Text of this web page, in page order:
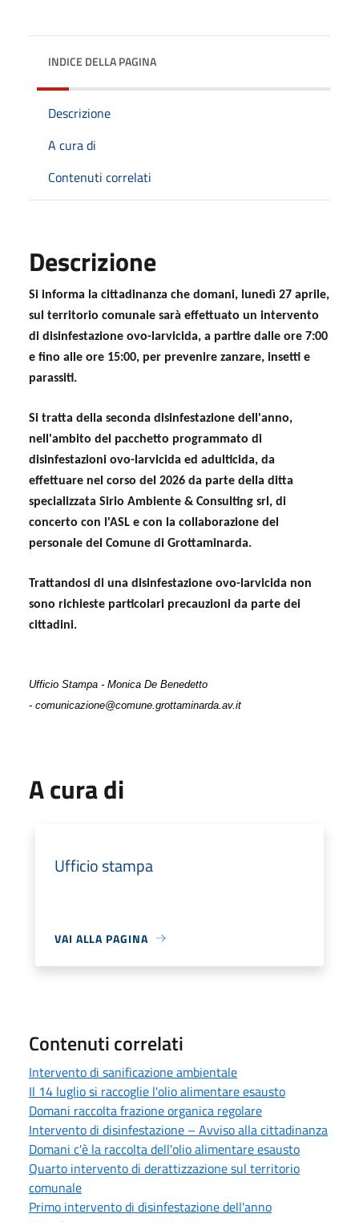
INDICE DELLA PAGINA
Descrizione
A cura di
Contenuti correlati
Descrizione
Si informa la cittadinanza che domani, lunedì 27 aprile,
sul territorio comunale sarà effettuato un intervento
di disinfestazione ovo-larvicida, a partire dalle ore 7:00
e fino alle ore 15:00, per prevenire zanzare, insetti e
parassiti.
Si tratta della seconda disinfestazione dell'anno,
nell'ambito del pacchetto programmato di
disinfestazioni ovo-larvicida ed adulticida, da
effettuare nel corso del 2026 da parte della ditta
specializzata Sirio Ambiente & Consulting srl, di
concerto con l'ASL e con la collaborazione del
personale del Comune di Grottaminarda.
Trattandosi di una disinfestazione ovo-larvicida non
sono richieste particolari precauzioni da parte dei
cittadini.
Ufficio Stampa - Monica De Benedetto
- comunicazione@comune.grottaminarda.av.it
A cura di
Ufficio stampa
VAI ALLA PAGINA
Contenuti correlati
Intervento di sanificazione ambientale
Il 14 luglio si raccoglie l'olio alimentare esausto
Domani raccolta frazione organica regolare
Intervento di disinfestazione – Avviso alla cittadinanza
Domani c'è la raccolta dell'olio alimentare esausto
Quarto intervento di derattizzazione sul territorio
comunale
Primo intervento di disinfestazione dell'anno